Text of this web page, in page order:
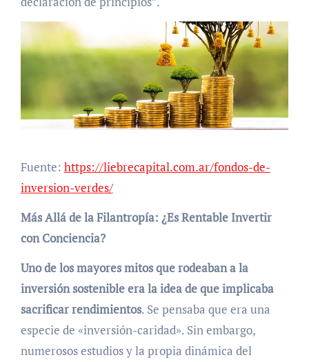
Fuente: https://liebrecapital.com.ar/fondos-de-
inversion-verdes/
Más Allá de la Filantropía: ¿Es Rentable Invertir
con Conciencia?
Uno de los mayores mitos que rodeaban a la
inversión sostenible era la idea de que implicaba
sacrificar rendimientos. Se pensaba que era una
especie de «inversión-caridad». Sin embargo,
numerosos estudios y la propia dinámica del